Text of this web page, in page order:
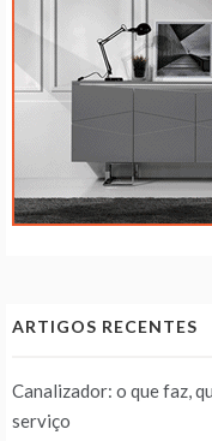
ARTIGOS RECENTES
Canalizador: o que faz,
serviço